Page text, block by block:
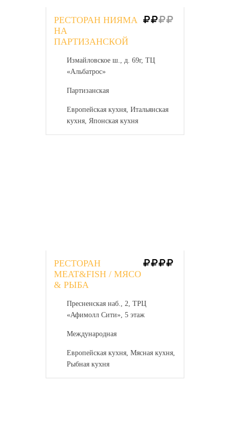
РЕСТОРАН НИЯМА
НА
ПАРТИЗАНСКОЙ
Измайловское ш., д. 69г, ТЦ
«Альбатрос»
Партизанская
Европейская кухня, Итальянская
кухня, Японская кухня
РЕСТОРАН
MEAT&FISH / МЯСО
& РЫБА
Пресненская наб., 2, ТРЦ
«Афимолл Сити», 5 этаж
Международная
Европейская кухня, Мясная кухня,
Рыбная кухня